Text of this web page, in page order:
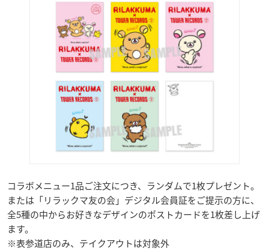
コラボメニュー1品ご注文につき、ランダムで1枚プレゼント。
または「リラックマ友の会」デジタル会員証をご提示の方に、
全5種の中からお好きなデザインのポストカードを1枚差し上げ
ます。
※表参道店のみ、テイクアウトは対象外